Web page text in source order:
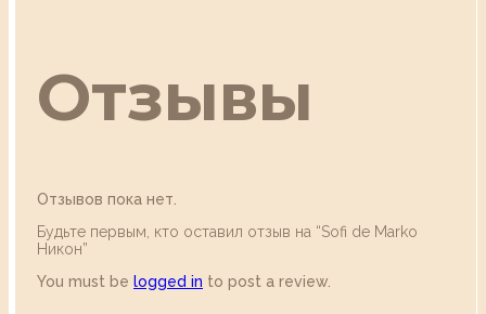
Отзывы
Отзывов пока нет.
Будьте первым, кто оставил отзыв на “Sofi de Marko
Никон”
You must be logged in to post a review.